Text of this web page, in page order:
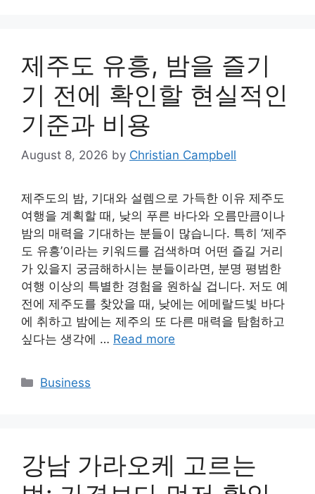
제주도 유흥, 밤을 즐기
기 전에 확인할 현실적인
기준과 비용
August 8, 2026 by Christian Campbell
제주도의 밤, 기대와 설렘으로 가득한 이유 제주도
여행을 계획할 때, 낮의 푸른 바다와 오름만큼이나
밤의 매력을 기대하는 분들이 많습니다. 특히 ‘제주
도 유흥’이라는 키워드를 검색하며 어떤 즐길 거리
가 있을지 궁금해하시는 분들이라면, 분명 평범한
여행 이상의 특별한 경험을 원하실 겁니다. 저도 예
전에 제주도를 찾았을 때, 낮에는 에메랄드빛 바다
에 취하고 밤에는 제주의 또 다른 매력을 탐험하고
싶다는 생각에 … Read more
Categories
Business
강남 가라오케 고르는